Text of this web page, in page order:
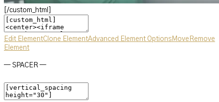
[/custom_html]
Edit ElementClone ElementAdvanced Element Options Move Remove
Element
— SPACER —